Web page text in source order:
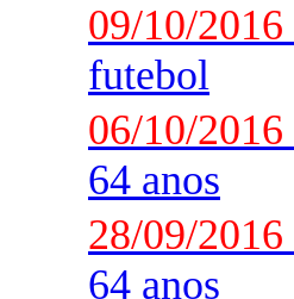
09/10/2016
futebol
06/10/2016
64 anos
28/09/2016
64 anos